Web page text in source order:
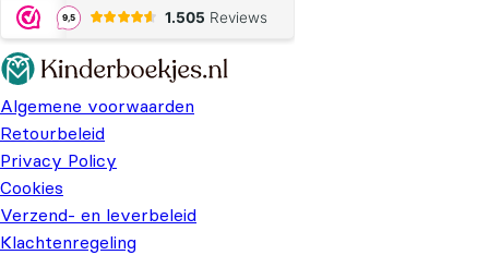
Algemene voorwaarden
Retourbeleid
Privacy Policy
Cookies
Verzend- en leverbeleid
Klachtenregeling